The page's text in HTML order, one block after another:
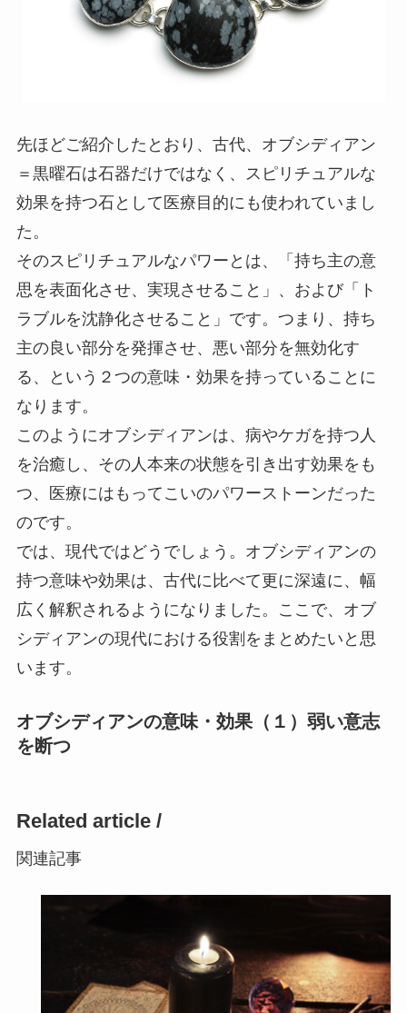
先ほどご紹介したとおり、古代、オブシディアン
＝黒曜石は石器だけではなく、スピリチュアルな
効果を持つ石として医療目的にも使われていまし
た。
そのスピリチュアルなパワーとは、「持ち主の意
思を表面化させ、実現させること」、および「ト
ラブルを沈静化させること」です。つまり、持ち
主の良い部分を発揮させ、悪い部分を無効化す
る、という２つの意味・効果を持っていることに
なります。
このようにオブシディアンは、病やケガを持つ人
を治癒し、その人本来の状態を引き出す効果をも
つ、医療にはもってこいのパワーストーンだった
のです。
では、現代ではどうでしょう。オブシディアンの
持つ意味や効果は、古代に比べて更に深遠に、幅
広く解釈されるようになりました。ここで、オブ
シディアンの現代における役割をまとめたいと思
います。
オブシディアンの意味・効果（１）弱い意志
を断つ
Related article /
関連記事